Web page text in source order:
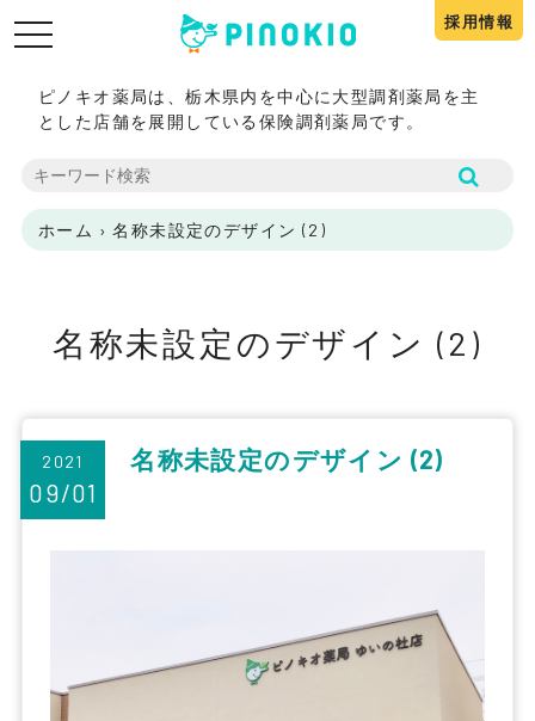
toggle
採用情報
ピノキオ薬局は、栃木県内を中心に大型調剤薬局を主
とした店舗を展開している保険調剤薬局です。
ホーム › 名称未設定のデザイン (2)
名称未設定のデザイン (2)
2021
09/01
名称未設定のデザイン (2)